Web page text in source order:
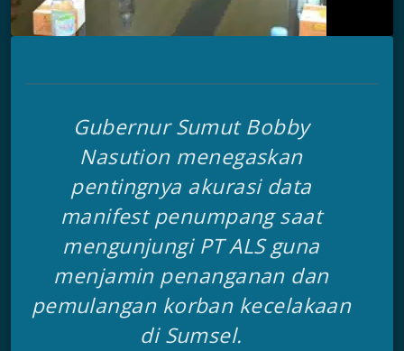
Gubernur Sumut Bobby
Nasution menegaskan
pentingnya akurasi data
manifest penumpang saat
mengunjungi PT ALS guna
menjamin penanganan dan
pemulangan korban kecelakaan
di Sumsel.